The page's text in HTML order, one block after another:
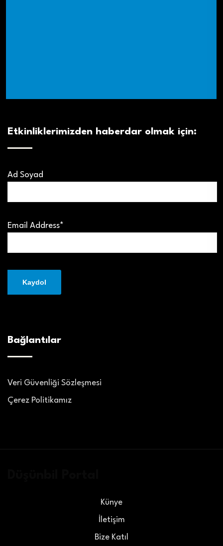
Etkinliklerimizden haberdar olmak için:
Ad Soyad
Email Address*
Bağlantılar
Veri Güvenliği Sözleşmesi
Çerez Politikamız
Künye
İletişim
Bize Katıl